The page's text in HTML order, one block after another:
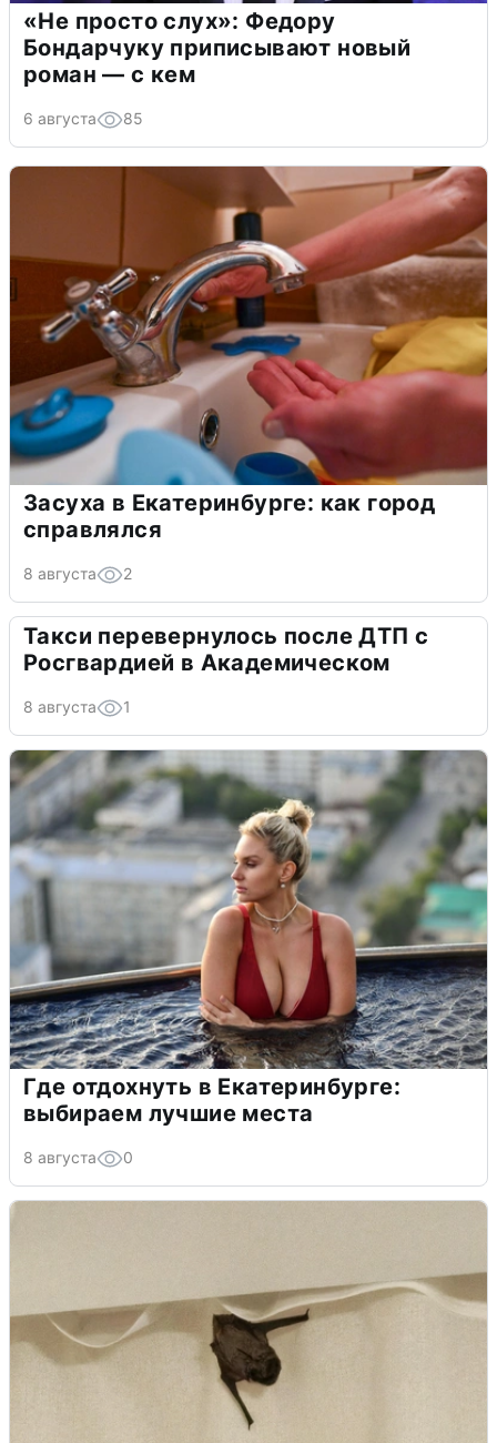
«Не просто слух»: Федору
Бондарчуку приписывают новый
роман — с кем
6 августа 85
Засуха в Екатеринбурге: как город
справлялся
8 августа 2
Такси перевернулось после ДТП с
Росгвардией в Академическом
8 августа 1
Где отдохнуть в Екатеринбурге:
выбираем лучшие места
8 августа 0